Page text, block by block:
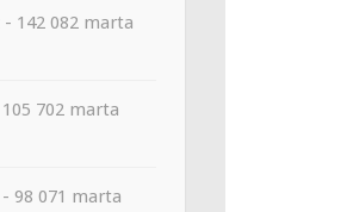
- 142 082 marta
702 marta
- 98 071 marta